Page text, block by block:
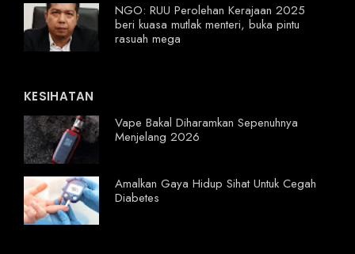
NGO: RUU Perolehan Kerajaan 2025
beri kuasa mutlak menteri, buka pintu
rasuah mega
KESIHATAN
Vape Bakal Diharamkan Sepenuhnya
Menjelang 2026
Amalkan Gaya Hidup Sihat Untuk Cegah
Diabetes